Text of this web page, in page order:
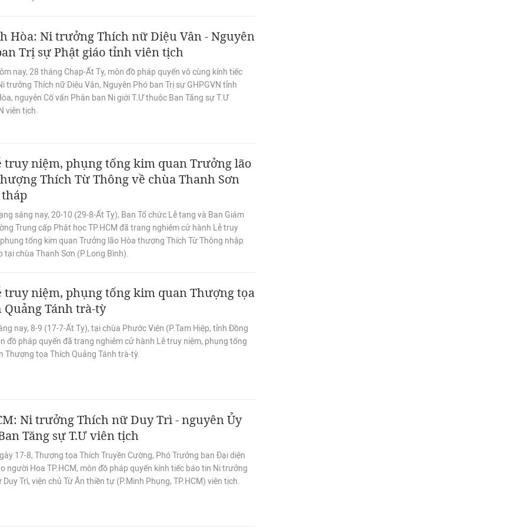
Hòa: Ni trưởng Thích nữ Diệu Vân - Nguyên
Trị sự Phật giáo tỉnh viên tịch
nay, 28 tháng Chạp-Ất Tỵ, môn đồ pháp quyến vô cùng kính tiếc
trưởng Thích nữ Diệu Vân, Nguyên Phó ban Trị sự GHPGVN tỉnh
nguyên Cố vấn Phân ban Ni giới T.Ư thuộc Ban Tăng sự T.Ư
viên tịch.
truy niệm, phụng tống kim quan Trưởng lão
Thích Từ Thông về chùa Thanh Sơn
sáng nay, 20-10 (29-8-Ất Tỵ), Ban Tổ chức Lễ tang và Ban Giám
Trung cấp Phật học TP.HCM đã trang nghiêm cử hành Lễ truy
tống kim quan Trưởng lão Hòa thượng Thích Từ Thông nhập
tại chùa Thanh Sơn (P.Long Bình).
truy niệm, phụng tống kim quan Thượng tọa
Quảng Tánh trà-tỳ
nay, 8-9 (17-7-Ất Tỵ), tại chùa Phước Viên (P.Tam Hiệp, tỉnh Đồng
đồ pháp quyến đã trang nghiêm cử hành Lễ truy niệm, phụng tống
Thượng tọa Thích Quảng Tánh trà-tỳ.
Ni trưởng Thích nữ Duy Trì - nguyên Ủy
Tăng sự T.Ư viên tịch
17-8, Thượng tọa Thích Truyền Cường, Phó Trưởng ban Đại diện
người Hoa TP.HCM, môn đồ pháp quyến kính tiếc báo tin Ni trưởng
Duy Trì, viện chủ Từ Ân thiền tự (P.Minh Phụng, TP.HCM) viên tịch.